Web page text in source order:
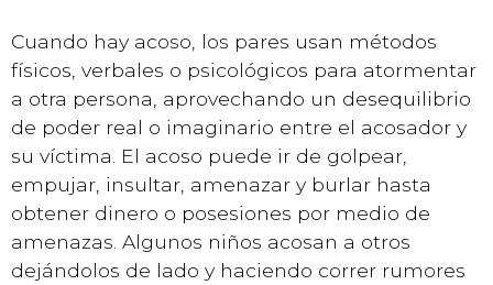
Cuando hay acoso, los pares usan métodos
físicos, verbales o psicológicos para atormentar
a otra persona, aprovechando un desequilibrio
de poder real o imaginario entre el acosador y
su víctima. El acoso puede ir de golpear,
empujar, insultar, amenazar y burlar hasta
obtener dinero o posesiones por medio de
amenazas. Algunos niños acosan a otros
dejándolos de lado y haciendo correr rumores